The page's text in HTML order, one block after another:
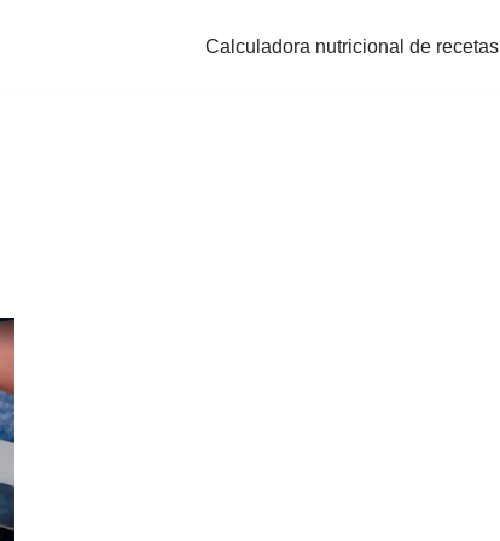
Calculadora nutricional de recetas